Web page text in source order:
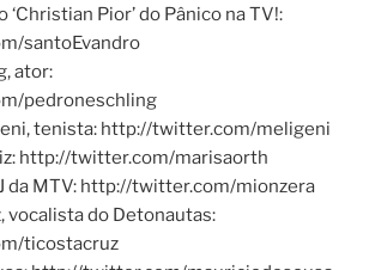
‘Christian Pior’ do Pânico na TV!:
santoEvandro
ator:
pedroneschling
tenista: http://twitter.com/meligeni
http://twitter.com/marisaorth
da MTV: http://twitter.com/mionzera
vocalista do Detonautas:
ticostacruz